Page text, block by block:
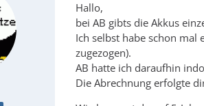
Hallo,
bei AB gibts die Akkus
Ich selbst habe schon mal
zugezogen).
AB hatte ich daraufhin
Die Abrechnung erfolgte